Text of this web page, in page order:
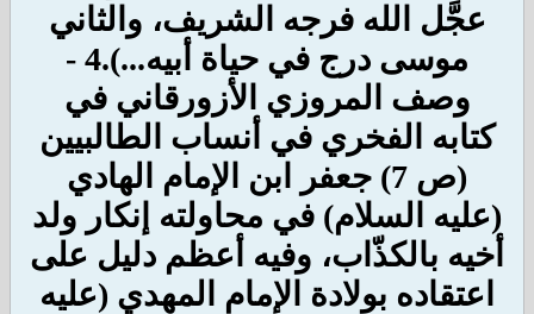
عجَّل الله فرجه الشريف، والثاني
موسى درج في حياة أبيه...). 4 -
وصف المروزي الأزورقاني في
كتابه الفخري في أنساب الطالبيين
(ص 7) جعفر ابن الإمام الهادي
(عليه السلام) في محاولته إنكار ولد
أخيه بالكذّاب، وفيه أعظم دليل على
اعتقاده بولادة الإمام المهدي (عليه